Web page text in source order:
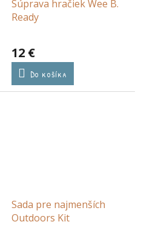
Súprava hračiek Wee B.
Ready
12 €
Do košíka
Sada pre najmenších
Outdoors Kit